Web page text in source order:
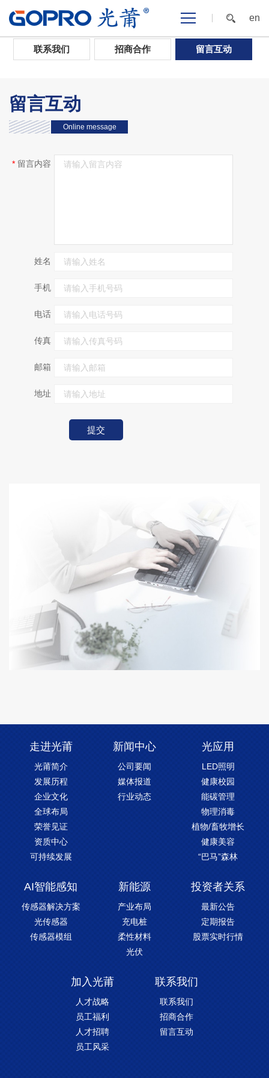
en
首页 >联系我们 > 留言互动
联系我们 招商合作 留言互动
留言互动
Online message
* 留言内容
姓名
手机
电话
传真
邮箱
地址
提交
走进光莆
光莆简介
发展历程
企业文化
全球布局
荣誉见证
资质中心
可持续发展
新闻中心
公司要闻
媒体报道
行业动态
光应用
LED照明
健康校园
能碳管理
物理消毒
植物/畜牧增长
健康美容
“巴马”森林
AI智能感知
传感器解决方案
光传感器
传感器模组
新能源
产业布局
充电桩
柔性材料
光伏
投资者关系
最新公告
定期报告
股票实时行情
加入光莆
人才战略
员工福利
人才招聘
员工风采
联系我们
联系我们
招商合作
留言互动